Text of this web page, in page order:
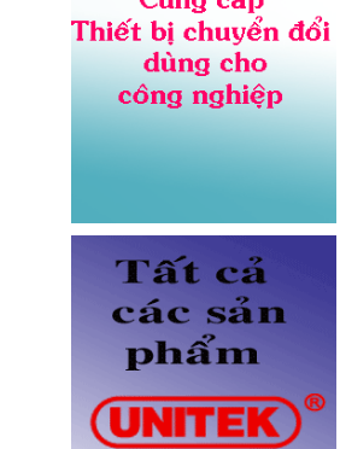
Ổ điện âm bàn Sinoamigo STS-